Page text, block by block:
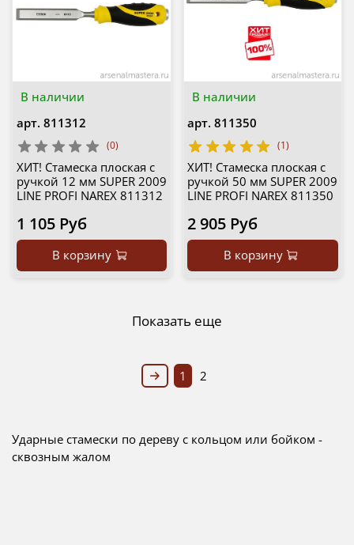
В наличии
арт. 811312
(0)
ХИТ! Стамеска плоская с
ручкой 12 мм SUPER 2009
LINE PROFI NAREX 811312
1 105 Руб
В корзину
В наличии
арт. 811350
(1)
ХИТ! Стамеска плоская с
ручкой 50 мм SUPER 2009
LINE PROFI NAREX 811350
2 905 Руб
В корзину
Показать еще
1 2
Ударные стамески по дереву с кольцом или бойком -
сквозным жалом